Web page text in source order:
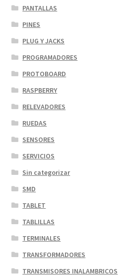
PANTALLAS
PINES
PLUG Y JACKS
PROGRAMADORES
PROTOBOARD
RASPBERRY
RELEVADORES
RUEDAS
SENSORES
SERVICIOS
Sin categorizar
SMD
TABLET
TABLILLAS
TERMINALES
TRANSFORMADORES
TRANSMISORES INALAMBRICOS